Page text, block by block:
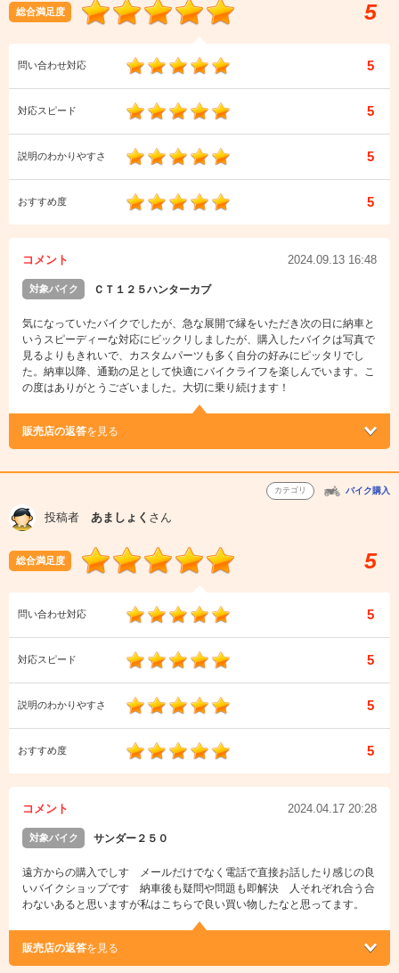
総合満足度 5
問い合わせ対応 5
対応スピード 5
説明のわかりやすさ 5
おすすめ度 5
コメント 2024.09.13 16:48
対象バイク ＣＴ１２５ハンターカブ
気になっていたバイクでしたが、急な展開で縁をいただき次の日に納車と
いうスピーディーな対応にビックリしましたが、購入したバイクは写真で
見るよりもきれいで、カスタムパーツも多く自分の好みにピッタリでし
た。納車以降、通勤の足として快適にバイクライフを楽しんでいます。こ
の度はありがとうございました。大切に乗り続けます！
販売店の返答を見る
カテゴリ バイク購入
投稿者 あましょく さん
総合満足度 5
問い合わせ対応 5
対応スピード 5
説明のわかりやすさ 5
おすすめ度 5
コメント 2024.04.17 20:28
対象バイク サンダー２５０
遠方からの購入でしす メールだけでなく電話で直接お話したり感じの良
いバイクショップです 納車後も疑問や問題も即解決 人それぞれ合う合
わないあると思いますが私はこちらで良い買い物したなと思ってます。
販売店の返答を見る